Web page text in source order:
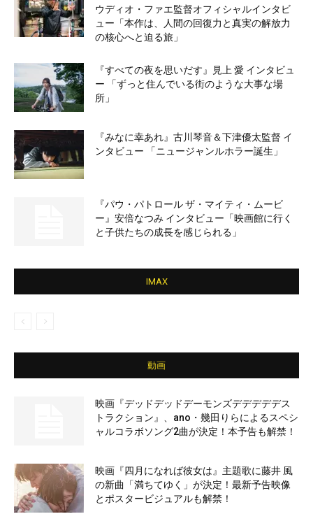
ウディオ・ファエ監督オフィシャルインタビ
ュー「本作は、人間の回復力と真実の解放力
の核心へと迫る旅」
『すべての夜を思いだす』見上 愛 インタビュ
ー 「ずっと住んでいる街のような大事な場
所」
『みなに幸あれ』古川琴音＆下津優太監督 イ
ンタビュー 「ニュージャンルホラー誕生」
『パウ・パトロール ザ・マイティ・ムービ
ー』安倍なつみ インタビュー「映画館に行く
と子供たちの成長を感じられる」
IMAX
動画
映画『デッドデッドデーモンズデデデデデス
トラクション』、ano・幾田りらによるスペシ
ャルコラボソング2曲が決定！本予告も解禁！
映画『四月になれば彼女は』主題歌に藤井 風
の新曲「満ちてゆく」が決定！最新予告映像
とポスタービジュアルも解禁！